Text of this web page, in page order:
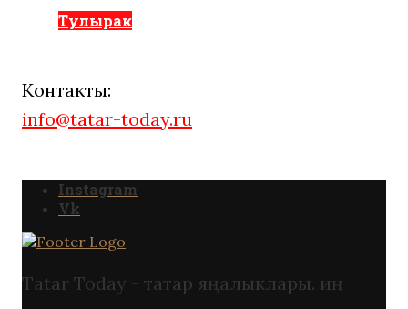
Тулырак
Контакты:
info@tatar-today.ru
Instagram
Vk
Tatar Today - татар яңалыклары. иң